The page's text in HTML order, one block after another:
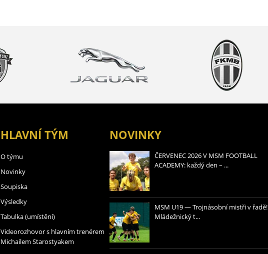
HLAVNÍ TÝM
O týmu
Novinky
Soupiska
Výsledky
Tabulka (umístění)
Videorozhovor s hlavním trenérem
Michailem Starostyakem
NOVINKY
ČERVENEC 2026 V MSM FOOTBALL
ACADEMY: každý den – ...
MSM U19 — Trojnásobní mistři v řadě!
Mládežnický t...